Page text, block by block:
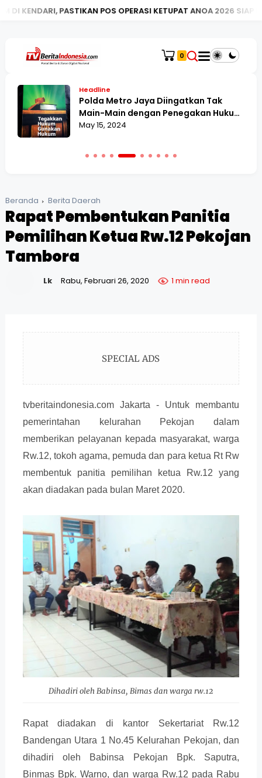
POS OPERASI KETUPAT ANOA 2026 SIAP LAYANI MASYARAKAT
0
Headline
Polda Metro Jaya Diingatkan Tak
Main-Main dengan Penegakan Hukum,
dalam Kasus Caleg Terbukti Money
May 15, 2024
Beranda Berita Daerah
Rapat Pembentukan Panitia
Pemilihan Ketua Rw.12 Pekojan
Tambora
Lk Rabu, Februari 26, 2020 1 min read
SPECIAL ADS
tvberitaindonesia.com Jakarta - Untuk membantu
pemerintahan kelurahan Pekojan dalam
memberikan pelayanan kepada masyarakat, warga
Rw.12, tokoh agama, pemuda dan para ketua Rt Rw
membentuk panitia pemilihan ketua Rw.12 yang
akan diadakan pada bulan Maret 2020.
Dihadiri oleh Babinsa, Bimas dan warga rw.12
Rapat diadakan di kantor Sekertariat Rw.12
Bandengan Utara 1 No.45 Kelurahan Pekojan, dan
dihadiri oleh Babinsa Pekojan Bpk. Saputra,
Binmas Bpk. Warno, dan warga Rw.12 pada Rabu